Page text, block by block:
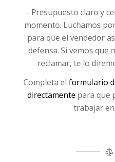
– Presupuesto claro y
momento. Luchamos
para que el vendedor
defensa. Si vemos que
reclamar, te lo
Completa elformulario
directamente para que
trabajar